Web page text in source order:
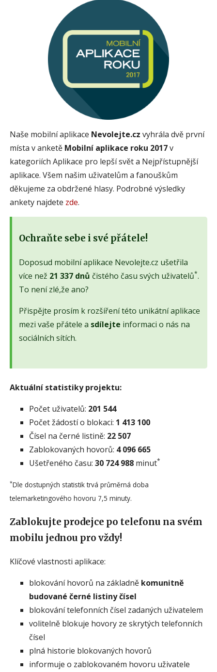
Naše mobilní aplikace Nevolejte.cz vyhrála dvě první
místa v anketě Mobilní aplikace roku 2017v
kategoriích Aplikace pro lepší svět a Nejpřístupnější
aplikace. Všem našim uživatelům a fanouškům
děkujeme za obdržené hlasy. Podrobné výsledky
ankety najdete zde.
Ochraňte sebe i své přátele!
Doposud mobilní aplikace Nevolejte.cz ušetřila
více než 21 337 dnů čistého času svých uživatelů*.
To není zlé,že ano?
Přispějte prosím k rozšíření této unikátní aplikace
mezi vaše přátele a sdílejte informaci o nás na
sociálních sítích.
Aktuální statistiky projektu:
Počet uživatelů: 201 544
Počet žádostí o blokaci: 1 413 100
Čísel na černé listině: 22 507
Zablokovaných hovorů: 4 096 665
Ušetřeného času: 30 724 988 minut*
*Dle dostupných statistik trvá průměrná doba
telemarketingového hovoru 7,5 minuty.
Zablokujte prodejce po telefonu na svém
mobilu jednou pro vždy!
Klíčové vlastnosti aplikace:
blokování hovorů na základně komunitně
budované černé listiny čísel
blokování telefonních čísel zadaných uživatelem
volitelně blokuje hovory ze skrytých telefonních
čísel
plná historie blokovaných hovorů
informuje o zablokovaném hovoru uživatele